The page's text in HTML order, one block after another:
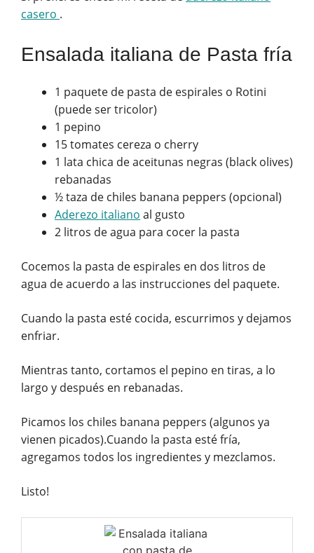
casero .
Ensalada italiana de Pasta fría
1 paquete de pasta de espirales o Rotini
(puede ser tricolor)
1 pepino
15 tomates cereza o cherry
1 lata chica de aceitunas negras (black olives)
rebanadas
½ taza de chiles banana peppers (opcional)
Aderezo italiano al gusto
2 litros de agua para cocer la pasta
Cocemos la pasta de espirales en dos litros de
agua de acuerdo a las instrucciones del paquete.
Cuando la pasta esté cocida, escurrimos y dejamos
enfriar.
Mientras tanto, cortamos el pepino en tiras, a lo
largo y después en rebanadas.​​​​​​​
Picamos los chiles banana peppers (algunos ya
vienen picados).​​​​​​​Cuando la pasta esté fría,
agregamos todos los ingredientes y mezclamos.
Listo!​​​​​​​